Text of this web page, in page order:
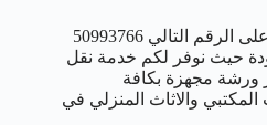
توقفوا عن البحث وتواصلوا معنا على الرقم التالي 50993766
حيث نوفر لكم خدمة نقل
ورشة مجهزة بكافة
المكتبي والاثاث المنزلي في